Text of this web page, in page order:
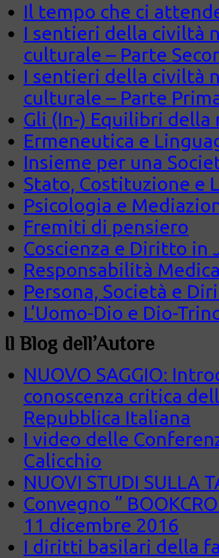
Il tempo che ci
I sentieri della civiltà
culturale – Parte
I sentieri della civiltà
culturale – Parte
Gli (In-) Equilibri della
Ermeneutica e
Insieme per una
Stato, Costituzione e
Psicologia e
Fremiti di pensiero
Coscienza e Diritto in
Responsabilità
Persona, Società e
L’Uomo-Dio e Dio-
Il Blog dell’Autore
NUOVO SAGGIO:
conoscenza critica
Repubblica Italiana
I video delle
Calicchio
NUOVI STUDI SULLA
Convegno ”
11 dicembre 2016
I diritti basilari della